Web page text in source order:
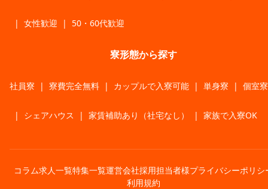
| 女性歓迎 | 50・60代歓迎
寮形態から探す
社員寮 | 寮費完全無料 | カップルで入寮可能 | 単身寮 | 個室寮
| シェアハウス | 家賃補助あり（社宅なし） | 家族で入寮OK
コラム求人一覧特集一覧運営会社採用担当者様プライバシーポリシ
利用規約